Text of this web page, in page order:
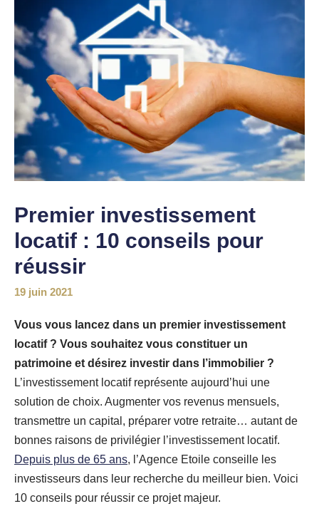
Premier investissement
locatif : 10 conseils pour
réussir
19 juin 2021
Vous vous lancez dans un premier investissement
locatif ? Vous souhaitez vous constituer un
patrimoine et désirez investir dans l’immobilier ?
L’investissement locatif représente aujourd’hui une
solution de choix. Augmenter vos revenus mensuels,
transmettre un capital, préparer votre retraite… autant de
bonnes raisons de privilégier l’investissement locatif.
Depuis plus de 65 ans, l’Agence Etoile conseille les
investisseurs dans leur recherche du meilleur bien. Voici
10 conseils pour réussir ce projet majeur.